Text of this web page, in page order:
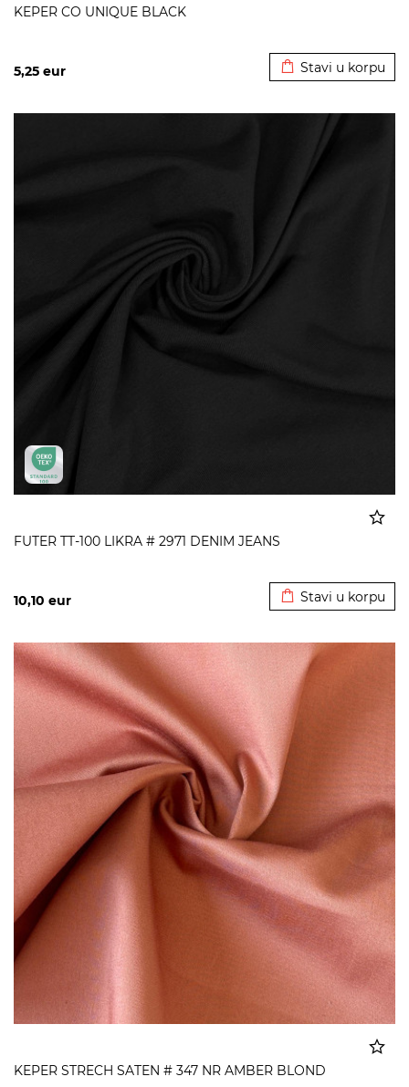
KEPER CO UNIQUE BLACK
5,25 eur Stavi u korpu
FUTER TT-100 LIKRA # 2971 DENIM JEANS
10,10 eur Stavi u korpu
KEPER STRECH SATEN # 347 NR AMBER BLOND